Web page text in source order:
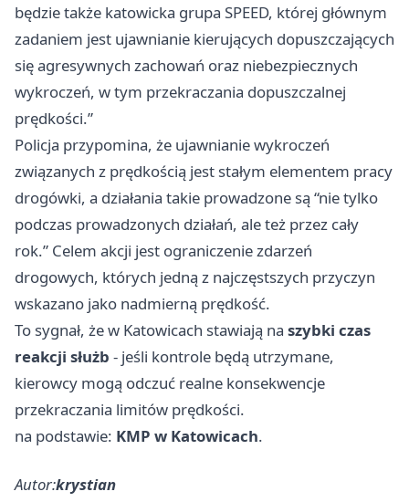
będzie także katowicka grupa SPEED, której głównym
zadaniem jest ujawnianie kierujących dopuszczających
się agresywnych zachowań oraz niebezpiecznych
wykroczeń, w tym przekraczania dopuszczalnej
prędkości.”
Policja przypomina, że ujawnianie wykroczeń
związanych z prędkością jest stałym elementem pracy
drogówki, a działania takie prowadzone są “nie tylko
podczas prowadzonych działań, ale też przez cały
rok.” Celem akcji jest ograniczenie zdarzeń
drogowych, których jedną z najczęstszych przyczyn
wskazano jako nadmierną prędkość.
To sygnał, że w Katowicach stawiają na szybki czas
reakcji służb - jeśli kontrole będą utrzymane,
kierowcy mogą odczuć realne konsekwencje
przekraczania limitów prędkości.
na podstawie: KMP w Katowicach.
Autor:krystian